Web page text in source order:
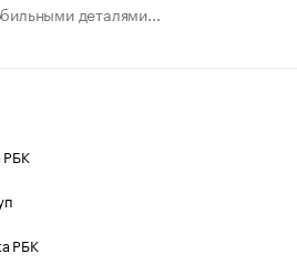
деталями...
РБК
РБК